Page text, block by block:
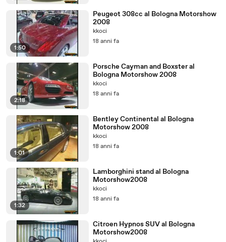
1:50
Peugeot 308cc al Bologna Motorshow
2008
kkoci
18 anni fa
2:18
Porsche Cayman and Boxster al
Bologna Motorshow 2008
kkoci
18 anni fa
1:01
Bentley Continental al Bologna
Motorshow 2008
kkoci
18 anni fa
1:32
Lamborghini stand al Bologna
Motorshow2008
kkoci
18 anni fa
Citroen Hypnos SUV al Bologna
Motorshow2008